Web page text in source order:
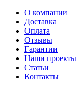
Перейти
содержимому
О компании
Доставка
Оплата
Отзывы
Гарантии
Наши проекты
Статьи
Контакты